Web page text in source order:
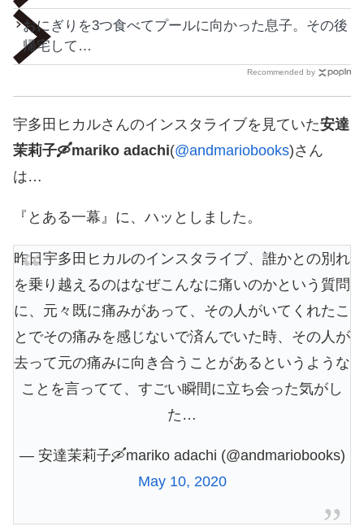
おにぎりを3つ食べてプールに向かった息子。その後
帰宅して…
Recommended by
宇多田ヒカルさんのインスタライブを見ていた安達
茉莉子🛶mariko adachi(@andmariobooks)さん
は…
『とある一幕』に、ハッとしました。
昨日宇多田ヒカルのインスタライブ、誰かとの別れ
を乗り越えるのはなぜこんなに痛いのかという質問
に、元々既に痛みがあって、その人がいてくれたこ
とでその痛みを感じないで済んでいた時、その人が
去って元の痛みに向き合うことがあるというような
ことを言ってて、すごい瞬間に立ち会った気がし
た…
— 安達茉莉子🛶mariko adachi (@andmariobooks)
May 10, 2020